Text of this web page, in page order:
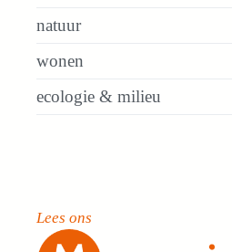
natuur
wonen
ecologie & milieu
Lees ons